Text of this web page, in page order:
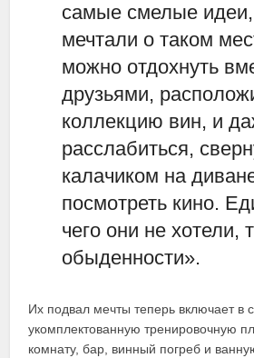
самые смелые
мечтали о таком
можно отдохнуть
друзьями,
коллекцию вин, и
расслабиться,
калачиком на
посмотреть кино.
чего они не хотели,
обыденности».
Их подвал мечты теперь включает в
укомплектованную тренировочную
комнату, бар, винный погреб и